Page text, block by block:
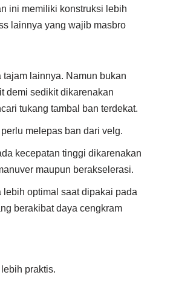
ini memiliki konstruksi lebih
lainnya yang wajib masbro
lainnya. Namun bukan
demi sedikit dikarenakan
tukang tambal ban terdekat.
melepas ban dari velg.
kecepatan tinggi dikarenakan
maupun berakselerasi.
optimal saat dipakai pada
berakibat daya cengkram
praktis.